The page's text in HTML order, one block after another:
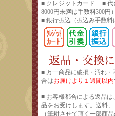
■ クレジットカード ■ 代
8000円未満は手数料300
■ 銀行振込 （振込み手数
■ 万一商品に破損・汚れ
合はお届けより１週間以内
■ お客様都合による返品は
品をお受けします。送料
（筆耕させて頂く一部商